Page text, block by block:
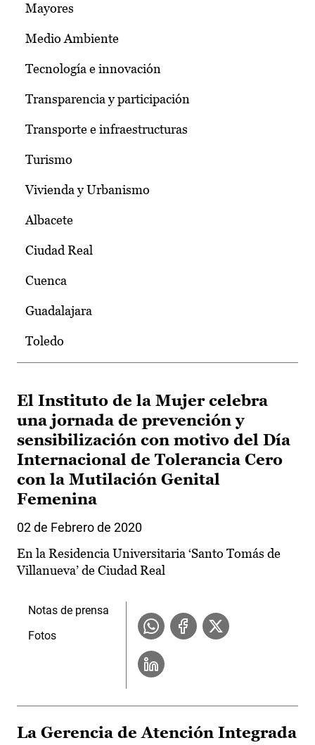
Mayores
Medio Ambiente
Tecnología e innovación
Transparencia y participación
Transporte e infraestructuras
Turismo
Vivienda y Urbanismo
Albacete
Ciudad Real
Cuenca
Guadalajara
Toledo
El Instituto de la Mujer celebra
una jornada de prevención y
sensibilización con motivo del Día
Internacional de Tolerancia Cero
con la Mutilación Genital
Femenina
02 de Febrero de 2020
En la Residencia Universitaria ‘Santo Tomás de
Villanueva’ de Ciudad Real
Notas de prensa
Fotos
La Gerencia de Atención Integrada